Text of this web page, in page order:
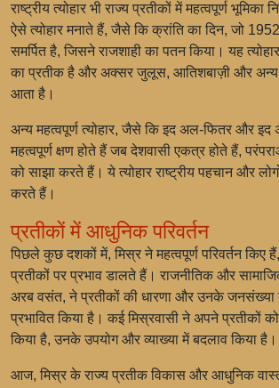
राष्ट्रीय त्योहार भी राज्य प्रतीकों में महत्वपूर्ण भूमिका
ऐसे त्योहार मनाते हैं, जैसे कि क्रांति का दिन, जो
समर्पित है, जिसने राजशाही का पतन किया। यह
का प्रतीक है और अक्सर जुलूस, आतिशबाज़ी और अन्य
आता है।
अन्य महत्वपूर्ण त्योहार, जैसे कि इद अल-फितर और
महत्वपूर्ण क्षण होते हैं जब देशवासी एकत्र होते हैं,
को साझा करते हैं। ये त्योहार राष्ट्रीय पहचान और
करते हैं।
प्रतीकों में आधुनिक परिवर्तन
पिछले कुछ दशकों में, मिस्र ने महत्वपूर्ण परिवर्तन किए
प्रतीकों पर प्रभाव डालते हैं। राजनीतिक और
अरब वसंत, ने प्रतीकों की धारणा और उनके जनसंख्या
प्रभावित किया है। कई मिस्रवासी ने अपने प्रतीकों
किया है, उनके उपयोग और व्याख्या में बदलाव किया है।
आज, मिस्र के राज्य प्रतीक विकास और आधुनिक